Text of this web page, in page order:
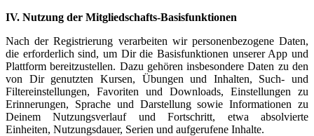
IV. Nutzung der Mitgliedschafts-Basisfunktionen
Nach der Registrierung verarbeiten wir personenbezogene Daten,
die erforderlich sind, um Dir die Basisfunktionen unserer App und
Plattform bereitzustellen. Dazu gehören insbesondere Daten zu den
von Dir genutzten Kursen, Übungen und Inhalten, Such- und
Filtereinstellungen, Favoriten und Downloads, Einstellungen zu
Erinnerungen, Sprache und Darstellung sowie Informationen zu
Deinem Nutzungsverlauf und Fortschritt, etwa absolvierte
Einheiten, Nutzungsdauer, Serien und aufgerufene Inhalte.